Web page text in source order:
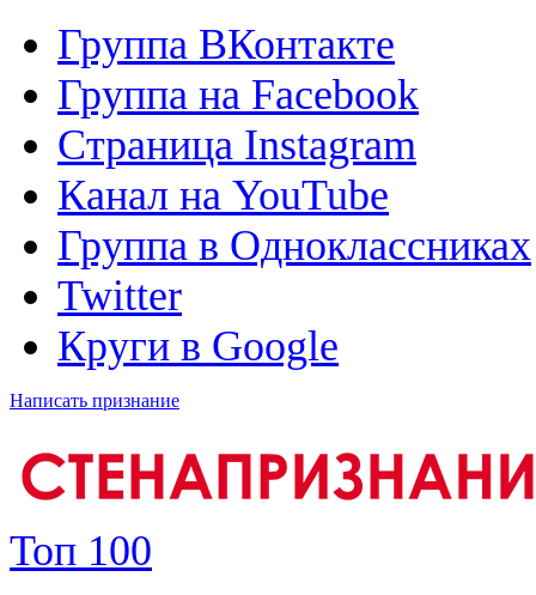
Группа ВКонтакте
Группа на Facebook
Страница Instagram
Канал на YouTube
Группа в Одноклассниках
Twitter
Круги в Google
Написать признание
Топ 100